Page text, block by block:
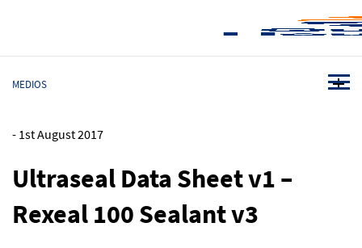
MEDIOS
-1st August 2017
Ultraseal Data Sheet v1 –
Rexeal 100 Sealant v3